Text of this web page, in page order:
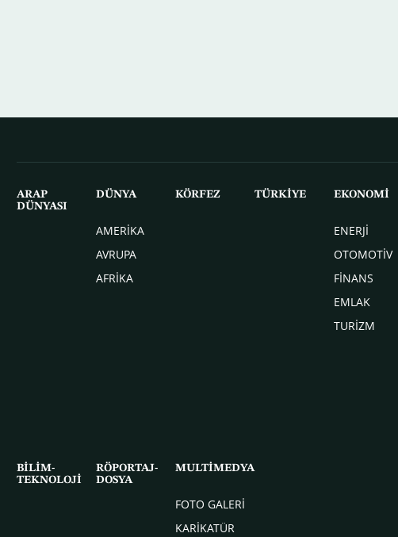
ARAP
DÜNYASI
DÜNYA
AMERİKA
AVRUPA
AFRİKA
KÖRFEZ TÜRKİYE EKONOMİ
ENERJİ
OTOMOTİV
FİNANS
EMLAK
TURİZM
BİLİM-
TEKNOLOJİ
RÖPORTAJ-
DOSYA
MULTİMEDYA
FOTO GALERİ
KARİKATÜR